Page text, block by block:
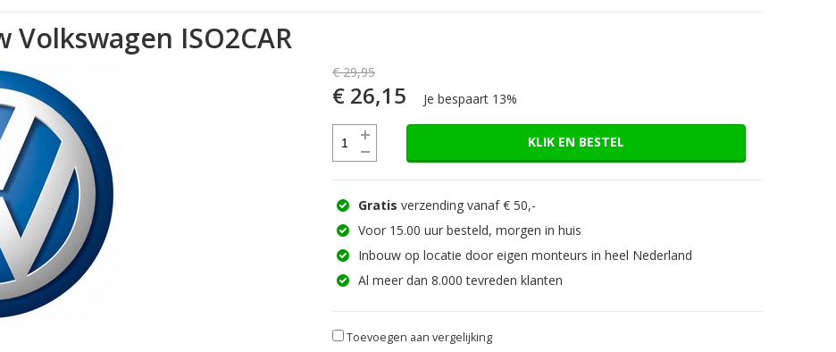
ISO2CAR
€ 29,95
€ 26,15 Je bespaart 13%
KLIK EN BESTEL
Gratis verzending vanaf € 50,-
Voor 15.00 uur besteld, morgen in huis
Inbouw op locatie door eigen monteurs in heel Nederland
Al meer dan 8.000 tevreden klanten
Toevoegen aan vergelijking